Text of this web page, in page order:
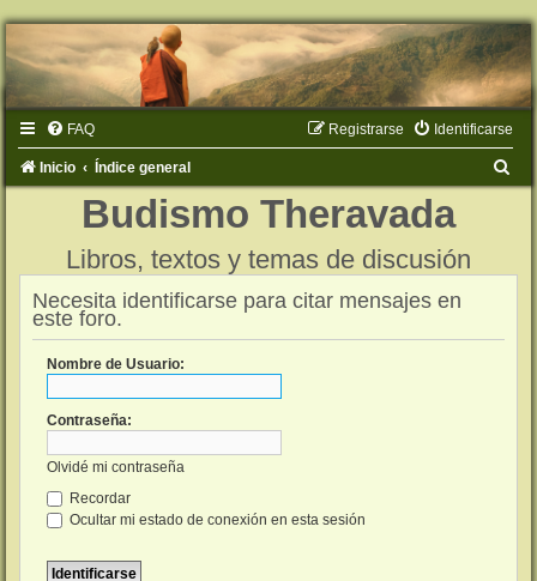
FAQ Identificarse
Registrarse
Inicio Índice general
Budismo Theravada
Libros, textos y temas de discusión
Necesita identificarse para citar mensajes en
este foro.
Nombre de Usuario:
Contraseña:
Olvidé mi contraseña
Recordar
Ocultar mi estado de conexión en esta sesión